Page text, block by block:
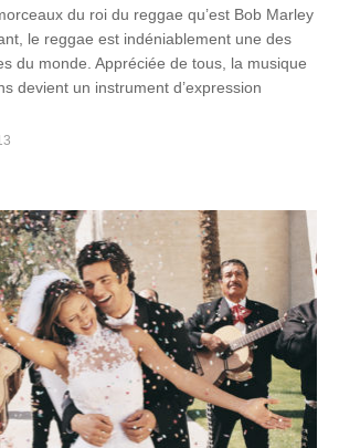
du roi du reggae qu’est Bob Marley
le reggae est indéniablement une des
du monde. Appréciée de tous, la musique
devient un instrument d’expression